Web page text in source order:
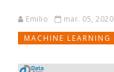
Emilio mar. 05, 2020
MACHINE LEARNING